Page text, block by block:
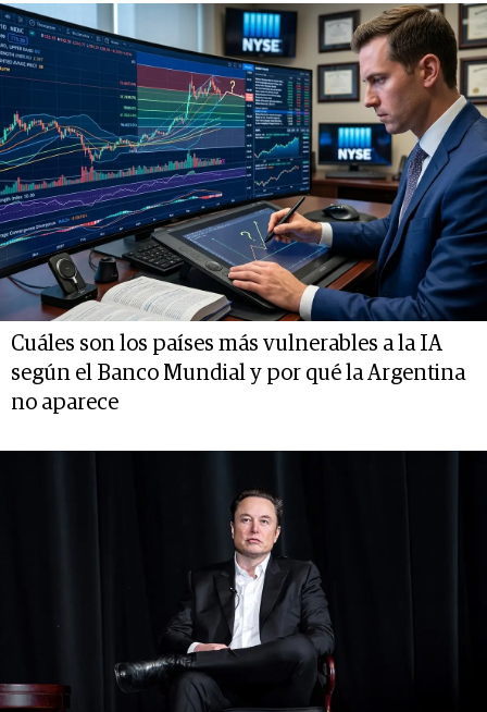
Cuáles son los países más vulnerables a la IA
según el Banco Mundial y por qué la Argentina
no aparece